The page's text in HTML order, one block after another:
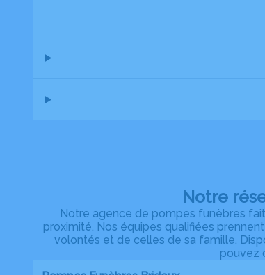
Notre
Notre agence de pompes funèbres
proximité. Nos équipes qualifiées
volontés et de celles de sa famille.
pouvez